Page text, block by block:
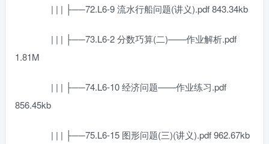
| | | ├──72.L6-9 流水行船问题(讲义).pdf 843.34kb
| | | ├──73.L6-2 分数巧算(二)——作业解析.pdf
1.81M
| | | ├──74.L6-10 经济问题——作业练习.pdf
856.45kb
| | | ├──75.L6-15 图形问题(三)(讲义).pdf 962.67kb